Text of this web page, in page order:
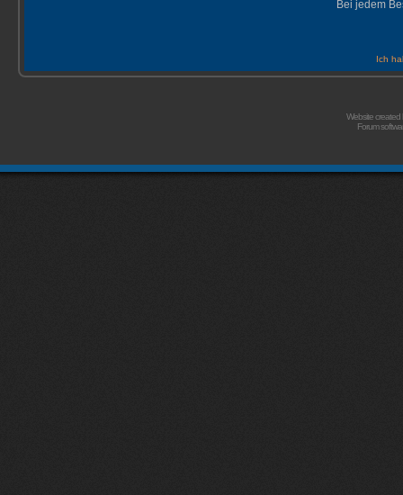
Bei jedem
Ich
Website created
Forum